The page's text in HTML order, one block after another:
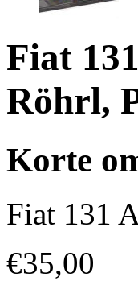
Fiat
Röhrl,
Korte
Fiat 131
€35,00